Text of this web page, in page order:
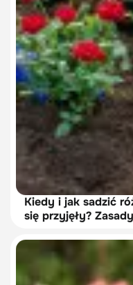
Kiedy i jak sadzić
się przyjęły?